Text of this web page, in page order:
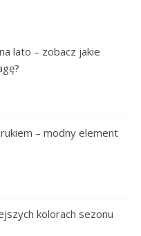
lato – zobacz jakie
– modny element
kolorach sezonu